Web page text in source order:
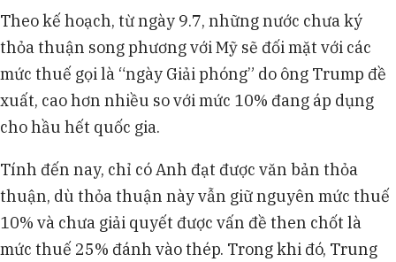
Theo kế hoạch, từ ngày 9.7, những nước chưa ký
thỏa thuận song phương với Mỹ sẽ đối mặt với các
mức thuế gọi là “ngày Giải phóng” do ông Trump đề
xuất, cao hơn nhiều so với mức 10% đang áp dụng
cho hầu hết quốc gia.
Tính đến nay, chỉ có Anh đạt được văn bản thỏa
thuận, dù thỏa thuận này vẫn giữ nguyên mức thuế
10% và chưa giải quyết được vấn đề then chốt là
mức thuế 25% đánh vào thép. Trong khi đó, Trung